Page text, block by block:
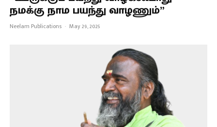
நமக்கு நாம பயந்து வாழணும்”
Neelam Publications · May 29, 2025